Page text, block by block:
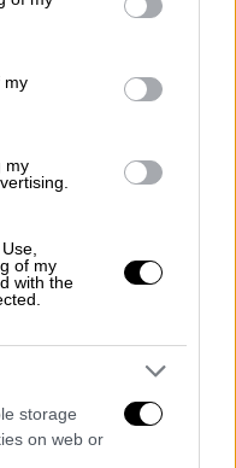
its third-party tags to
in below Google
my
my
of my
with the
storage
on web or
η γυναίκα
και ένα ένα
ATM